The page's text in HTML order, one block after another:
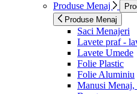
Produse Menaj
Produse Menaj
Saci Menajeri
Lavete praf -
Lavete Umede
Folie Plastic
Folie Aluminiu
Manusi Menaj,